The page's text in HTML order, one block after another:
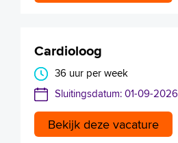
Cardioloog
36 uur per week
Sluitingsdatum: 01-09-2026
Bekijk deze vacature